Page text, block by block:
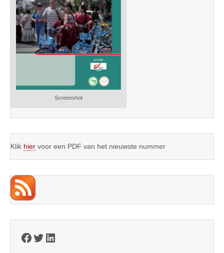
Screenshot
Klik hier voor een PDF van het nieuwste nummer
Facebook
Twitter
LinkedIn